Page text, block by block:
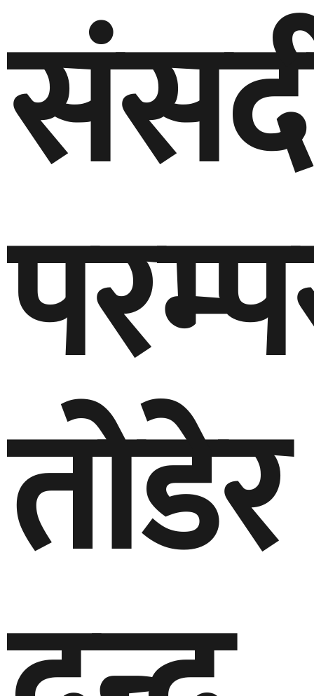
तोडेर